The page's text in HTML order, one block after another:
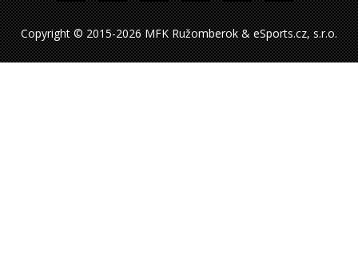
Copyright © 2015-2026 MFK Ružomberok & eSports.cz, s.r.o.